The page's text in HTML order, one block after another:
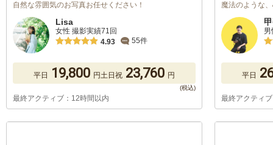
自然な雰囲気のお写真お任せください！
Lisa
女性 撮影実績71回
4.93
55件
平日 19,800 円土日祝 23,760 円
最終アクティブ：12時間以内
魔法のような
平日
最終アクティ